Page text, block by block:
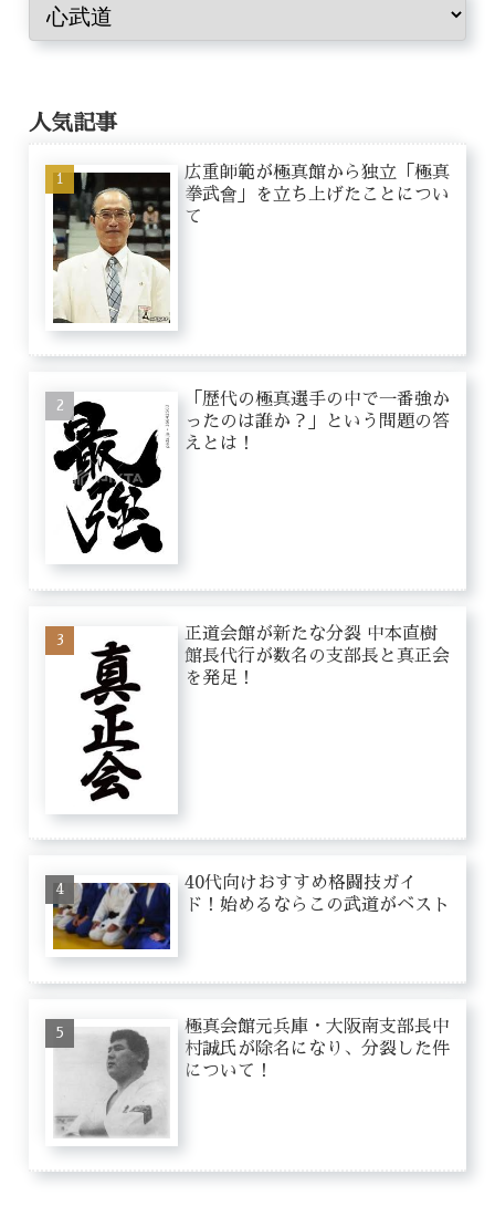
人気記事
広重師範が極真館から独立「極真
拳武會」を立ち上げたことについ
て
「歴代の極真選手の中で一番強か
ったのは誰か？」という問題の答
えとは！
正道会館が新たな分裂 中本直樹
館長代行が数名の支部長と真正会
を発足！
40代向けおすすめ格闘技ガイ
ド！始めるならこの武道がベスト
極真会館元兵庫・大阪南支部長中
村誠氏が除名になり、分裂した件
について！